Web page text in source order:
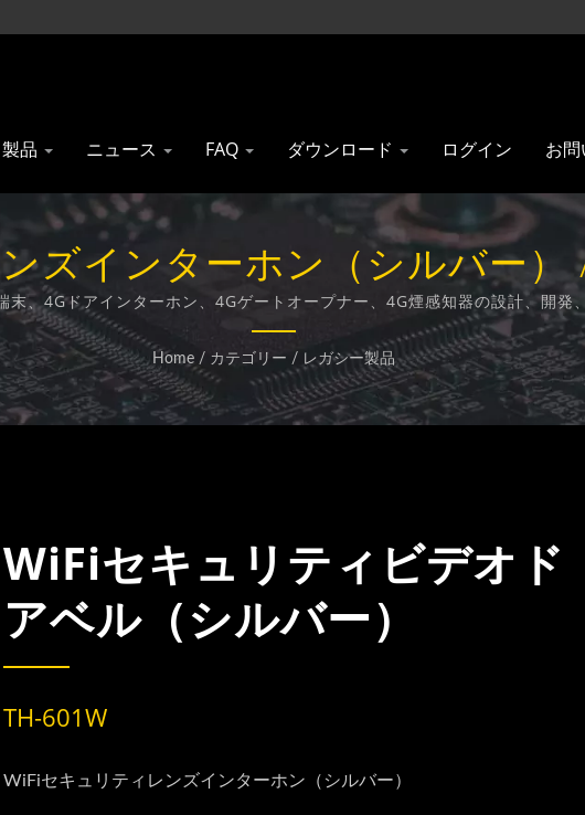
製品 ニュース FAQ ダウンロード ログイン お
ズインターホン（シルバー）
カー | Gainwise Technology
、4Gドアインターホン、4Gゲートオープナー、4G煙感知器の設計、開発
す。
Home / カテゴリー / レガシー製品
WiFiセキュリティビデオド
アベル（シルバー）
TH-601W
WiFiセキュリティレンズインターホン（シルバー）